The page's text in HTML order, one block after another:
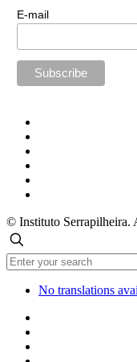
E-mail
© Instituto Serrapilheira.
No translations